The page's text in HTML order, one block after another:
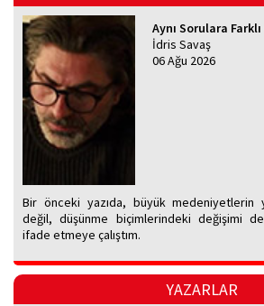
Aynı Sorulara
İdris Savaş
06 Ağu 2026
Bir önceki yazıda, büyük medeniyetlerin
değil, düşünme biçimlerindeki değişimi
ifade etmeye çalıştım.
YAZARLAR